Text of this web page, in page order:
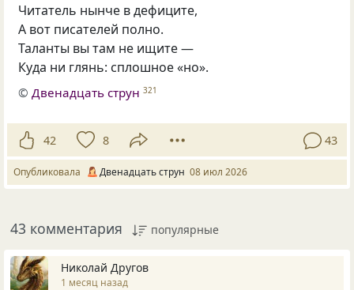
Читатель нынче в дефиците,
А вот писателей полно.
Таланты вы там не ищите —
Куда ни глянь: сплошное «но».
©Двенадцать струн 321
42 8 43
Опубликовала Двенадцать струн 08 июл 2026
43 комментария популярные
Николай Другов
1 месяц назад